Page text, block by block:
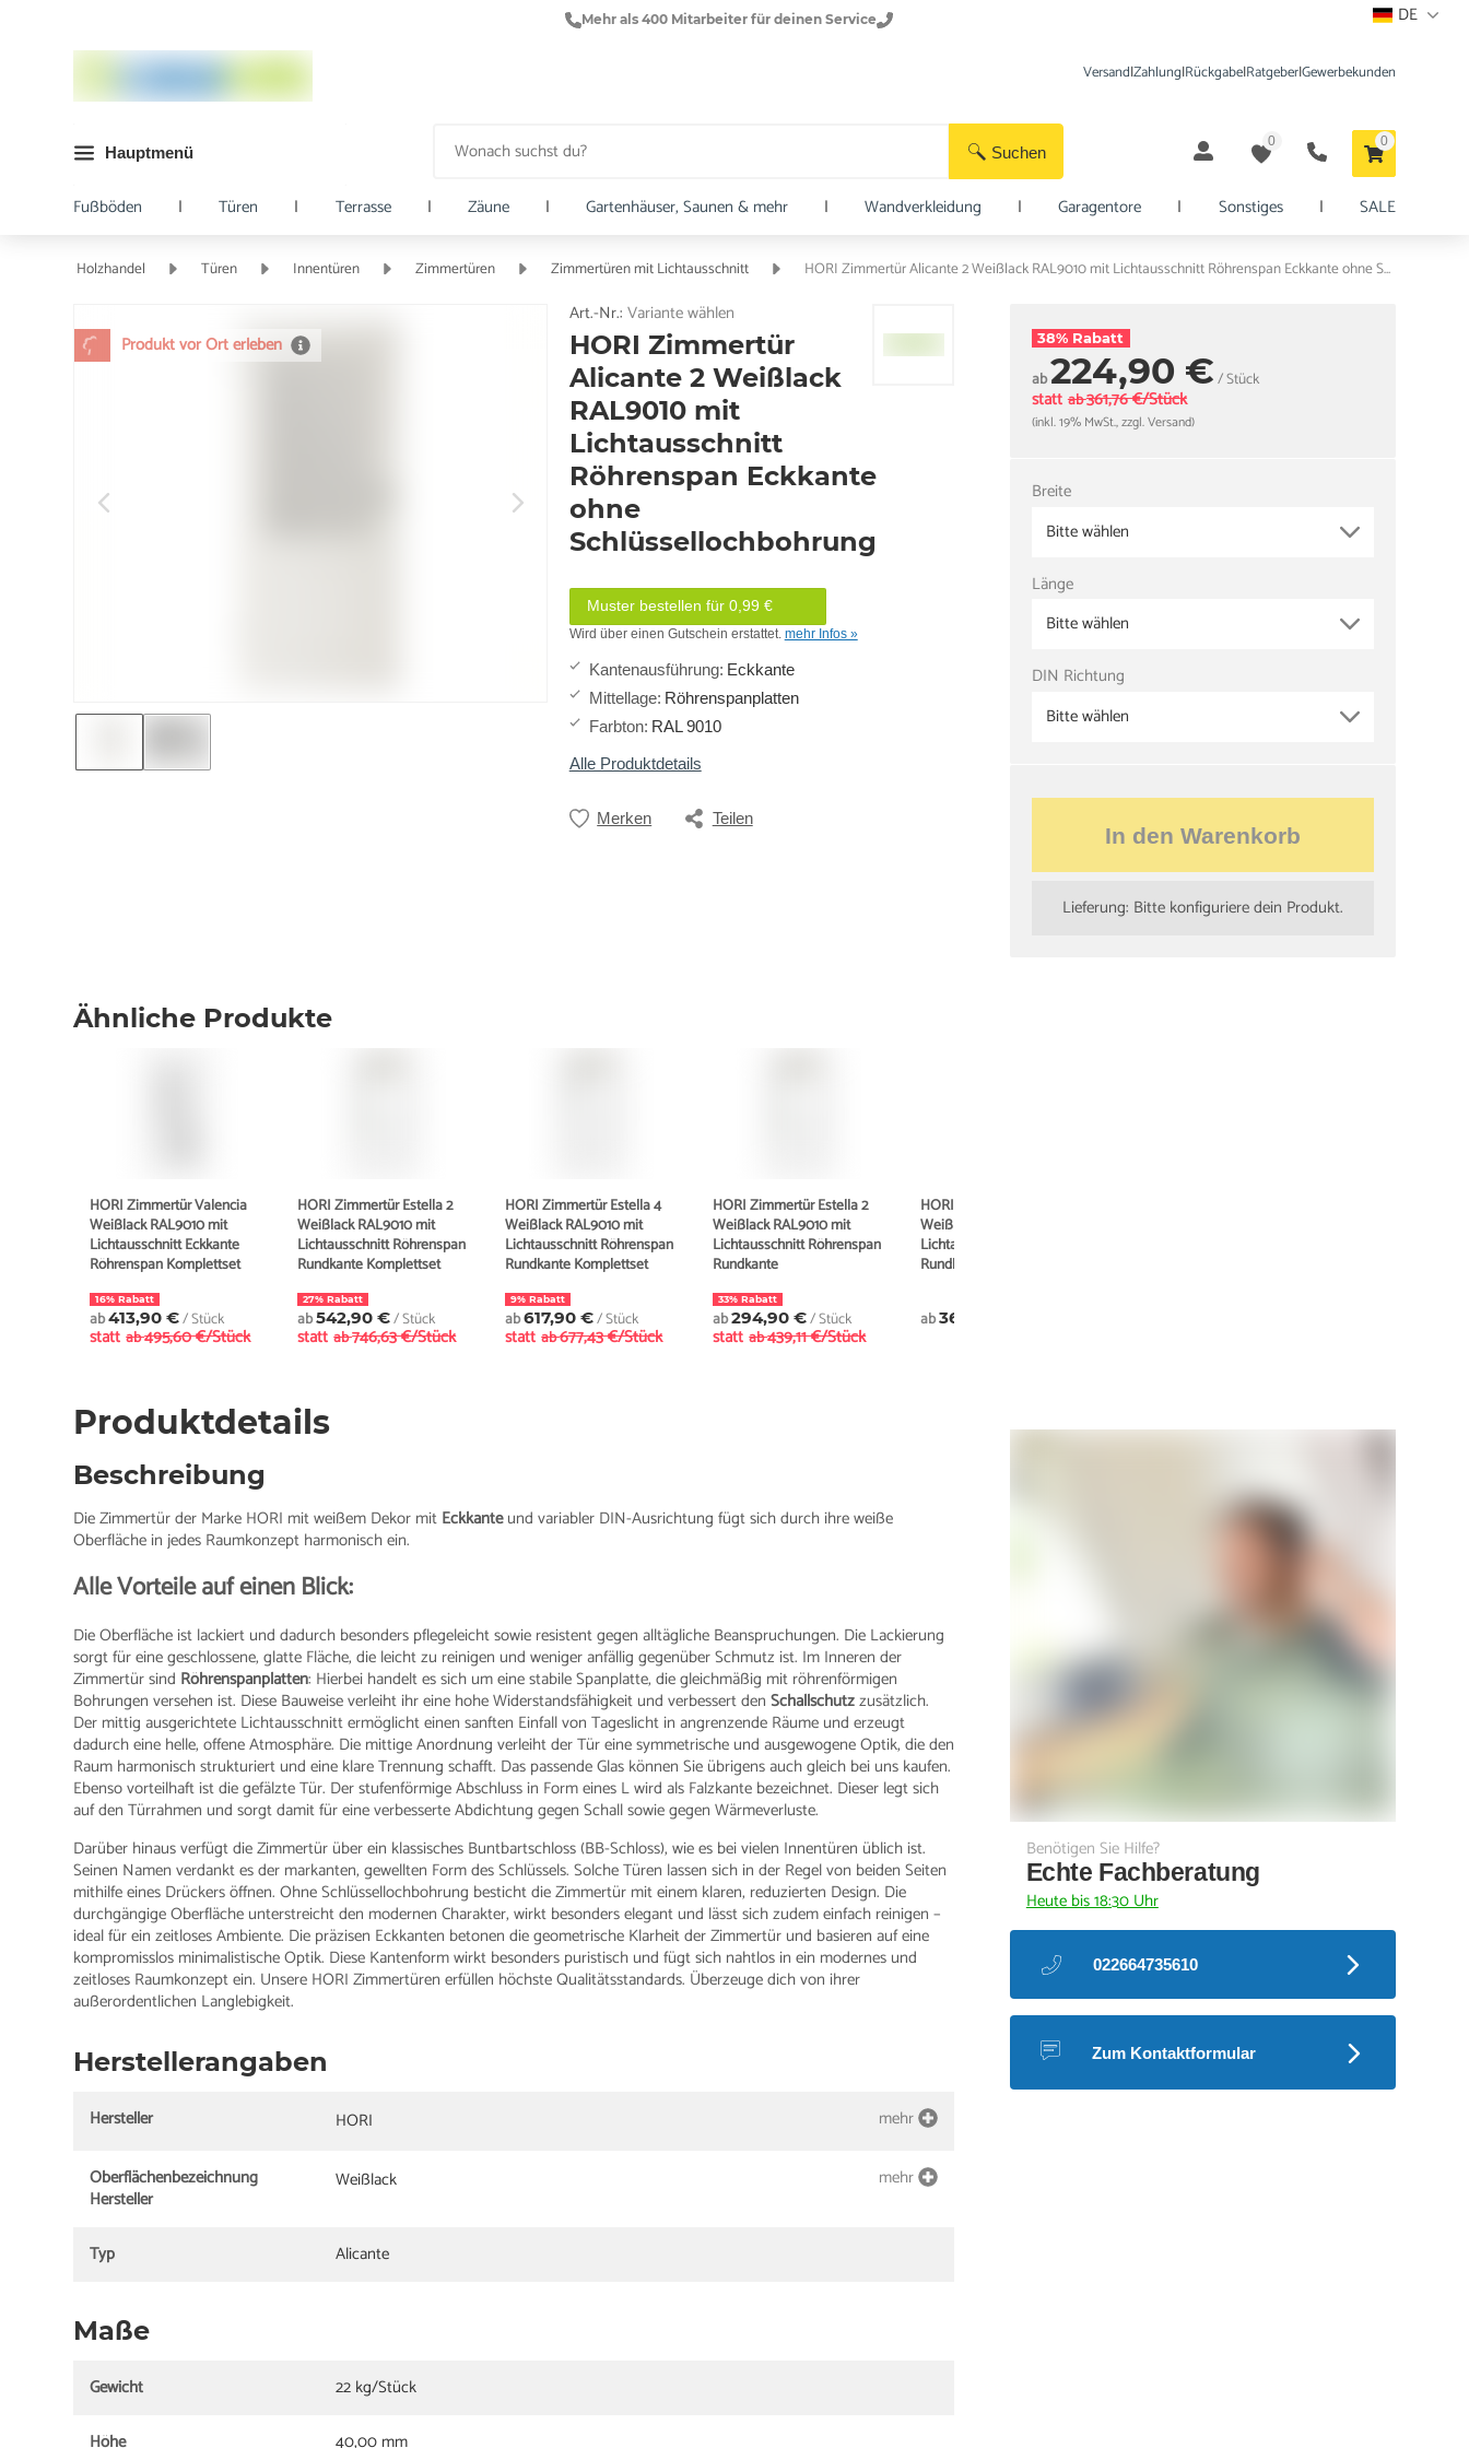
Mehr als 400 Mitarbeiter für deinen Service DE
Suchen
Versand|Zahlung|Rückgabe|Ratgeber|Gewerbekunden
Hauptmenü
0 0
Fußböden | Türen | Terrasse | Zäune | Gartenhäuser, Saunen & mehr | Wandverkleidung | Garagentore | Sonstiges | SALE
Holzhandel Türen Innentüren Zimmertüren Zimmertüren mit Lichtausschnitt HORI Zimmertür Alicante 2 Weißlack RAL9010 mit Lichtausschnitt Röhrenspan Eckkante ohne Schlüssellochbohrung
Produkt vor Ort erleben
Art.-Nr.: Variante wählen
HORI Zimmertür
Alicante 2 Weißlack
RAL9010 mit
Lichtausschnitt
Röhrenspan Eckkante
ohne
Schlüssellochbohrung
Muster bestellen für 0,99 €
Wird über einen Gutschein erstattet. mehr Infos »
Kantenausführung: Eckkante
Mittellage: Röhrenspanplatten
Farbton: RAL 9010
Alle Produktdetails
Merken Teilen
38% Rabatt
ab224,90 €/ Stück
statt ab361,76 €/Stück
(inkl. 19% MwSt., zzgl. Versand)
Breite
Bitte wählen
Länge
Bitte wählen
DIN Richtung
Bitte wählen
In den Warenkorb
Lieferung: Bitte konfiguriere dein Produkt.
Ähnliche Produkte
HORI Zimmertür Valencia
Weißlack RAL9010 mit
Lichtausschnitt Eckkante
Röhrenspan Komplettset
16% Rabatt
ab413,90 €/ Stück
statt ab495,60 €/Stück
HORI Zimmertür Estella 2
Weißlack RAL9010 mit
Lichtausschnitt Röhrenspan
Rundkante Komplettset
27% Rabatt
ab542,90 €/ Stück
statt ab746,63 €/Stück
HORI Zimmertür Estella 4
Weißlack RAL9010 mit
Lichtausschnitt Röhrenspan
Rundkante Komplettset
9% Rabatt
ab617,90 €/ Stück
statt ab677,43 €/Stück
HORI Zimmertür Estella 2
Weißlack RAL9010 mit
Lichtausschnitt Röhrenspan
Rundkante
33% Rabatt
ab294,90 €/ Stück
statt ab439,11 €/Stück
HORI Zimmertür Estella 4
Weißlack RAL9010 mit
Lichtausschnitt Röhrenspan
Rundkante
ab369,90 €
Produktdetails
Beschreibung
Die Zimmertür der Marke HORI mit weißem Dekor mit Eckkanteund variabler DIN-Ausrichtung fügt sich durch ihre weiße
Oberfläche in jedes Raumkonzept harmonisch ein.
Alle Vorteile auf einen Blick:
Die Oberfläche ist lackiert und dadurch besonders pflegeleicht sowie resistent gegen alltägliche Beanspruchungen. Die Lackierung
sorgt für eine geschlossene, glatte Fläche, die leicht zu reinigen und weniger anfällig gegenüber Schmutz ist. Im Inneren der
Zimmertür sind Röhrenspanplatten: Hierbei handelt es sich um eine stabile Spanplatte, die gleichmäßig mit röhrenförmigen
Bohrungen versehen ist. Diese Bauweise verleiht ihr eine hohe Widerstandsfähigkeit und verbessert denSchallschutzzusätzlich.
Der mittig ausgerichtete Lichtausschnitt ermöglicht einen sanften Einfall von Tageslicht in angrenzende Räume und erzeugt
dadurch eine helle, offene Atmosphäre. Die mittige Anordnung verleiht der Tür eine symmetrische und ausgewogene Optik, die den
Raum harmonisch strukturiert und eine klare Trennung schafft. Das passende Glas können Sie übrigens auch gleich bei uns kaufen.
Ebenso vorteilhaft ist die gefälzte Tür. Der stufenförmige Abschluss in Form eines L wird als Falzkante bezeichnet. Dieser legt sich
auf den Türrahmen und sorgt damit für eine verbesserte Abdichtung gegen Schall sowie gegen Wärmeverluste.
Darüber hinaus verfügt die Zimmertür über ein klassisches Buntbartschloss (BB-Schloss), wie es bei vielen Innentüren üblich ist.
Seinen Namen verdankt es der markanten, gewellten Form des Schlüssels. Solche Türen lassen sich in der Regel von beiden Seiten
mithilfe eines Drückers öffnen. Ohne Schlüssellochbohrung besticht die Zimmertür mit einem klaren, reduzierten Design. Die
durchgängige Oberfläche unterstreicht den modernen Charakter, wirkt besonders elegant und lässt sich zudem einfach reinigen –
ideal für ein zeitloses Ambiente. Die präzisen Eckkanten betonen die geometrische Klarheit der Zimmertür und basieren auf eine
kompromisslos minimalistische Optik. Diese Kantenform wirkt besonders puristisch und fügt sich nahtlos in ein modernes und
zeitloses Raumkonzept ein. Unsere HORI Zimmertüren erfüllen höchste Qualitätsstandards. Überzeuge dich von ihrer
außerordentlichen Langlebigkeit.
Herstellerangaben
Hersteller HORI mehr
Oberflächenbezeichnung
Hersteller
Weißlack mehr
Typ Alicante
Maße
Gewicht
22 kg/Stück
Höhe
40,00 mm
Benötigen Sie Hilfe?
Echte Fachberatung
Heute bis 18:30 Uhr
022664735610
Zum Kontaktformular